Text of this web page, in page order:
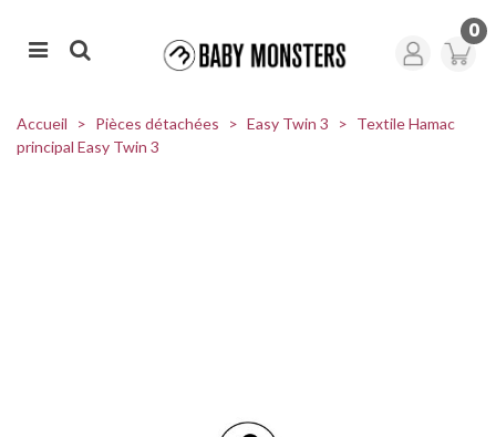
0
Accueil > Pièces détachées > Easy Twin 3 > Textile Hamac
principal Easy Twin 3